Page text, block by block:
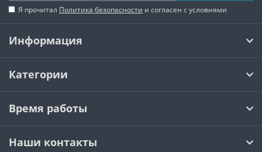
Я прочитал Политика безопасности и согласен с условиями
Информация
Категории
Время работы
Наши контакты